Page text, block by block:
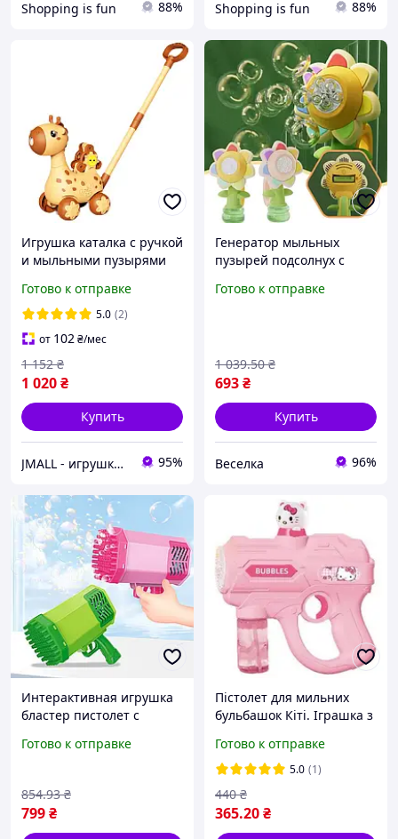
Shopping is fun 88% Shopping is fun 88%
Игрушка каталка с ручкой
и мыльными пузырями
Готово к отправке
5.0 (2)
от 102₴/мес
1 020₴
1 152 ₴
Купить
JMALL - игрушки и товары для детей 95%
Генератор мыльных
пузырей подсолнух с
скорости для детей и
Готово к отправке
693₴
1 039.50 ₴
Купить
Веселка 96%
Интерактивная игрушка
бластер пистолет с
улицы ребёнку 2 цвета
Готово к отправке
799₴
854.93 ₴
Пістолет для мильних
бульбашок Кіті. Іграшка з
Bubble blaster рожевий
колір
Готово к отправке
5.0 (1)
365.20₴
440 ₴